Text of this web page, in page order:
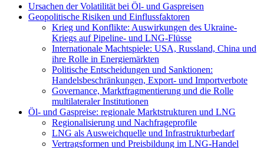
Ursachen der Volatilität bei Öl- und Gaspreisen
Geopolitische Risiken und Einflussfaktoren
Krieg und Konflikte: Auswirkungen des Ukraine-
Kriegs auf Pipeline- und LNG-Flüsse
Internationale Machtspiele: USA, Russland, China und
ihre Rolle in Energiemärkten
Politische Entscheidungen und Sanktionen:
Handelsbeschränkungen, Export- und Importverbote
Governance, Marktfragmentierung und die Rolle
multilateraler Institutionen
Öl- und Gaspreise: regionale Marktstrukturen und LNG
Regionalisierung und Nachfrageprofile
LNG als Ausweichquelle und Infrastrukturbedarf
Vertragsformen und Preisbildung im LNG-Handel